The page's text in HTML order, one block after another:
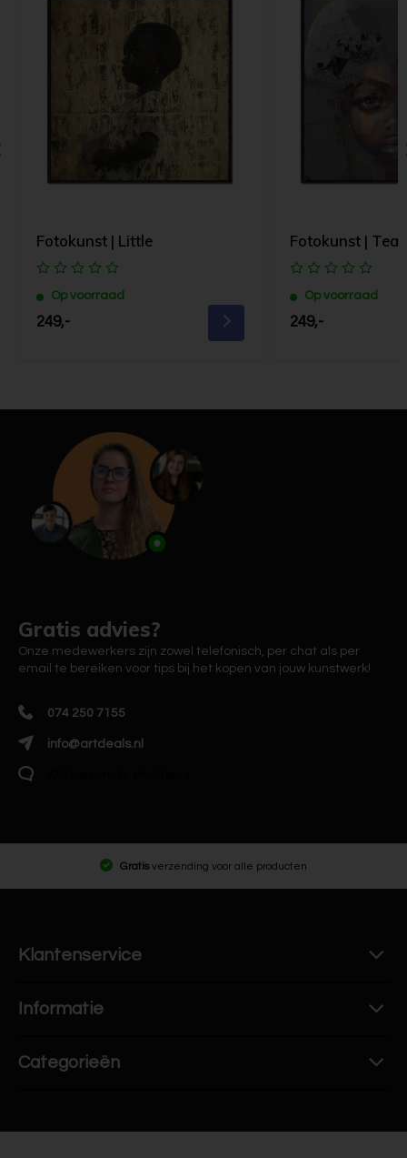
Fotokunst | Little
Op voorraad
249,-
Fotokunst | Tear
Op voorraad
249,-
Gratis advies?
Onze medewerkers zijn zowel telefonisch, per chat als per
email te bereiken voor tips bij het kopen van jouw kunstwerk!
074 250 7155
info@artdeals.nl
Gratis verzending voor alle producten
Klantenservice
Informatie
Categorieën